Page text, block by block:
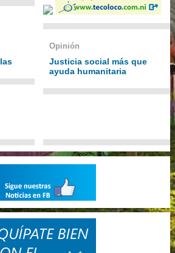
Opinión
Justicia social más que
ayuda humanitaria